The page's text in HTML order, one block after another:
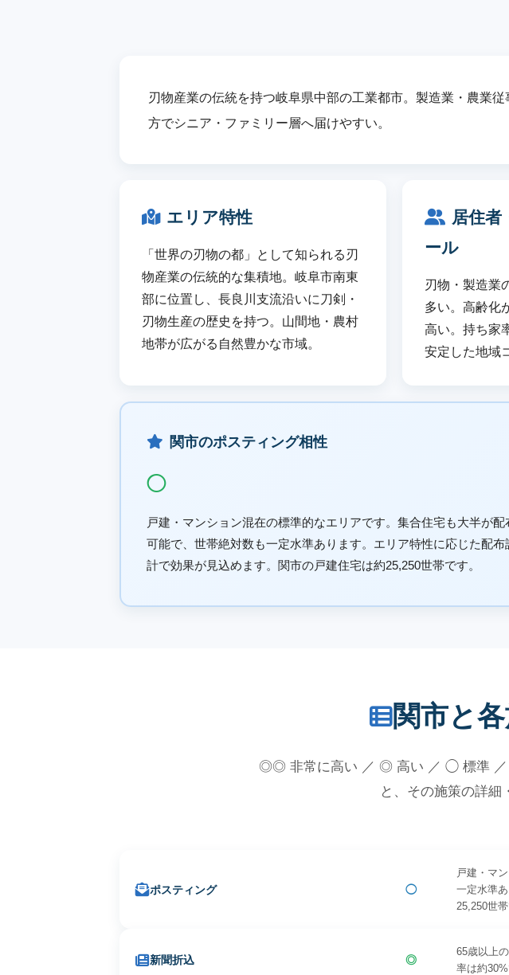
刃物産業の伝統を持つ岐阜県中部の工業都市。製造業・農業
方でシニア・ファミリー層へ届けやすい。
エリア特性
「世界の刃物の都」として知られる刃
物産業の伝統的な集積地。岐阜市南東
部に位置し、長良川支流沿いに刀剣・
刃物生産の歴史を持つ。山間地・農村
地帯が広がる自然豊かな市域。
居住者
ール
刃物・製造業
多い。高齢化
高い。持ち家
安定した地域
関市のポスティング相性
◯
戸建・マンション混在の標準的なエリアです。集合住宅も大半が配
可能で、世帯絶対数も一定水準あります。エリア特性に応じた配布
計で効果が見込めます。関市の戸建住宅は約25,250世帯です。
関市と
◎◎ 非常に高い ／ ◎ 高い ／ ◯ 標準
と、その施策の詳細
ポスティング ◯
戸建・マ
一定水準
25,250世帯
新聞折込 ◎
65歳以上
率は約30%